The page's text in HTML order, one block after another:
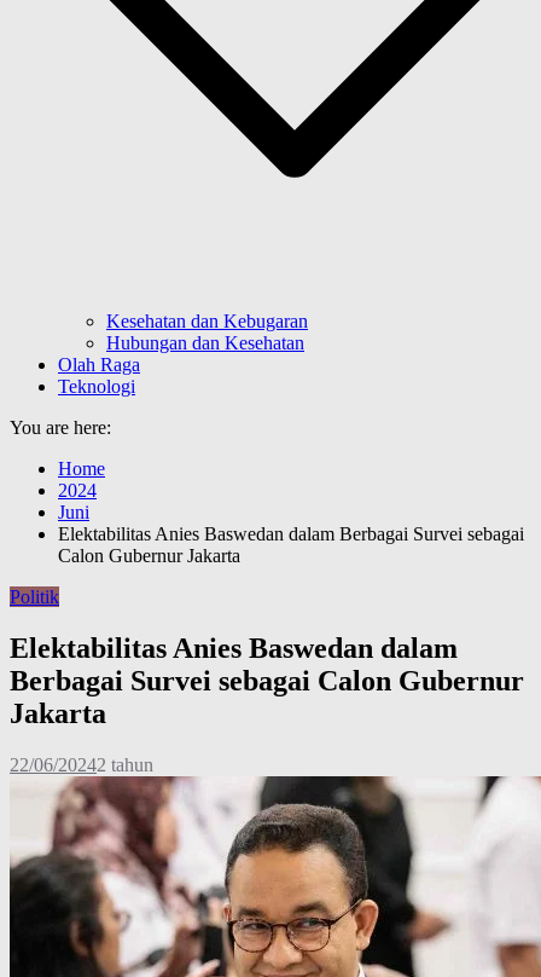
Kesehatan dan Kebugaran
Hubungan dan Kesehatan
Olah Raga
Teknologi
You are here:
Home
2024
Juni
Elektabilitas Anies Baswedan dalam Berbagai Survei sebagai
Calon Gubernur Jakarta
Politik
Elektabilitas Anies Baswedan dalam
Berbagai Survei sebagai Calon Gubernur
Jakarta
22/06/20242 tahun